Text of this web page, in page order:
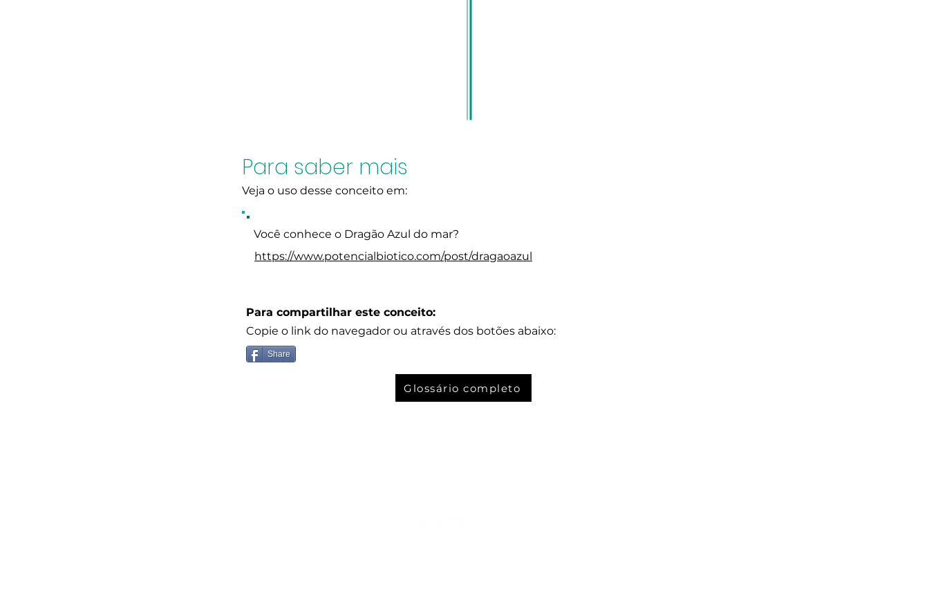
Para saber mais
Veja o uso desse conceito em:
Você conhece o Dragão Azul do mar?
https://www.potencialbiotico.com/post/dragaoazul
Para compartilhar este conceito:
Copie o link do navegador ou através dos botões abaixo:
Share
Glossário completo